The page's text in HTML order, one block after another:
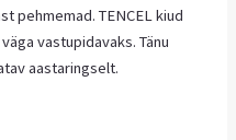
pehmemad. TENCEL kiud
vastupidavaks. Tänu
aastaringselt.